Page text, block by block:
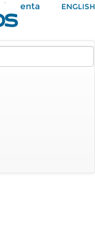
Mi Cuenta ENGLISH